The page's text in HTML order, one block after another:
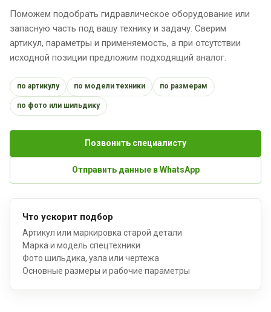
Поможем подобрать гидравлическое оборудование или
запасную часть под вашу технику и задачу. Сверим
артикул, параметры и применяемость, а при отсутствии
исходной позиции предложим подходящий аналог.
по артикулу по модели техники по размерам
по фото или шильдику
Позвонить специалисту
Отправить данные в WhatsApp
Что ускорит подбор
Артикул или маркировка старой детали
Марка и модель спецтехники
Фото шильдика, узла или чертежа
Основные размеры и рабочие параметры